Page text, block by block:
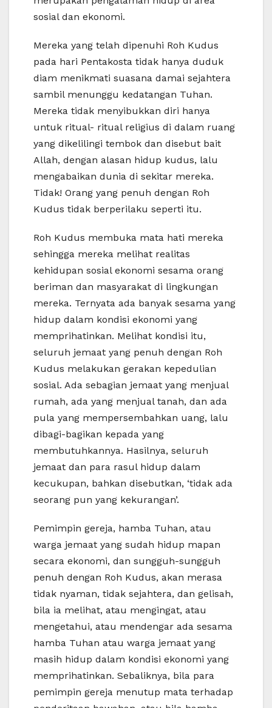
sosial dan ekonomi.
Mereka yang telah dipenuhi Roh Kudus
pada hari Pentakosta tidak hanya duduk
diam menikmati suasana damai sejahtera
sambil menunggu kedatangan Tuhan.
Mereka tidak menyibukkan diri hanya
untuk ritual- ritual religius di dalam ruang
yang dikelilingi tembok dan disebut bait
Allah, dengan alasan hidup kudus, lalu
mengabaikan dunia di sekitar mereka.
Tidak! Orang yang penuh dengan Roh
Kudus tidak berperilaku seperti itu.
Roh Kudus membuka mata hati mereka
sehingga mereka melihat realitas
kehidupan sosial ekonomi sesama orang
beriman dan masyarakat di lingkungan
mereka. Ternyata ada banyak sesama yang
hidup dalam kondisi ekonomi yang
memprihatinkan. Melihat kondisi itu,
seluruh jemaat yang penuh dengan Roh
Kudus melakukan gerakan kepedulian
sosial. Ada sebagian jemaat yang menjual
rumah, ada yang menjual tanah, dan ada
pula yang mempersembahkan uang, lalu
dibagi-bagikan kepada yang
membutuhkannya. Hasilnya, seluruh
jemaat dan para rasul hidup dalam
kecukupan, bahkan disebutkan, ‘tidak ada
seorang pun yang kekurangan’.
Pemimpin gereja, hamba Tuhan, atau
warga jemaat yang sudah hidup mapan
secara ekonomi, dan sungguh-sungguh
penuh dengan Roh Kudus, akan merasa
tidak nyaman, tidak sejahtera, dan gelisah,
bila ia melihat, atau mengingat, atau
mengetahui, atau mendengar ada sesama
hamba Tuhan atau warga jemaat yang
masih hidup dalam kondisi ekonomi yang
memprihatinkan. Sebaliknya, bila para
pemimpin gereja menutup mata terhadap